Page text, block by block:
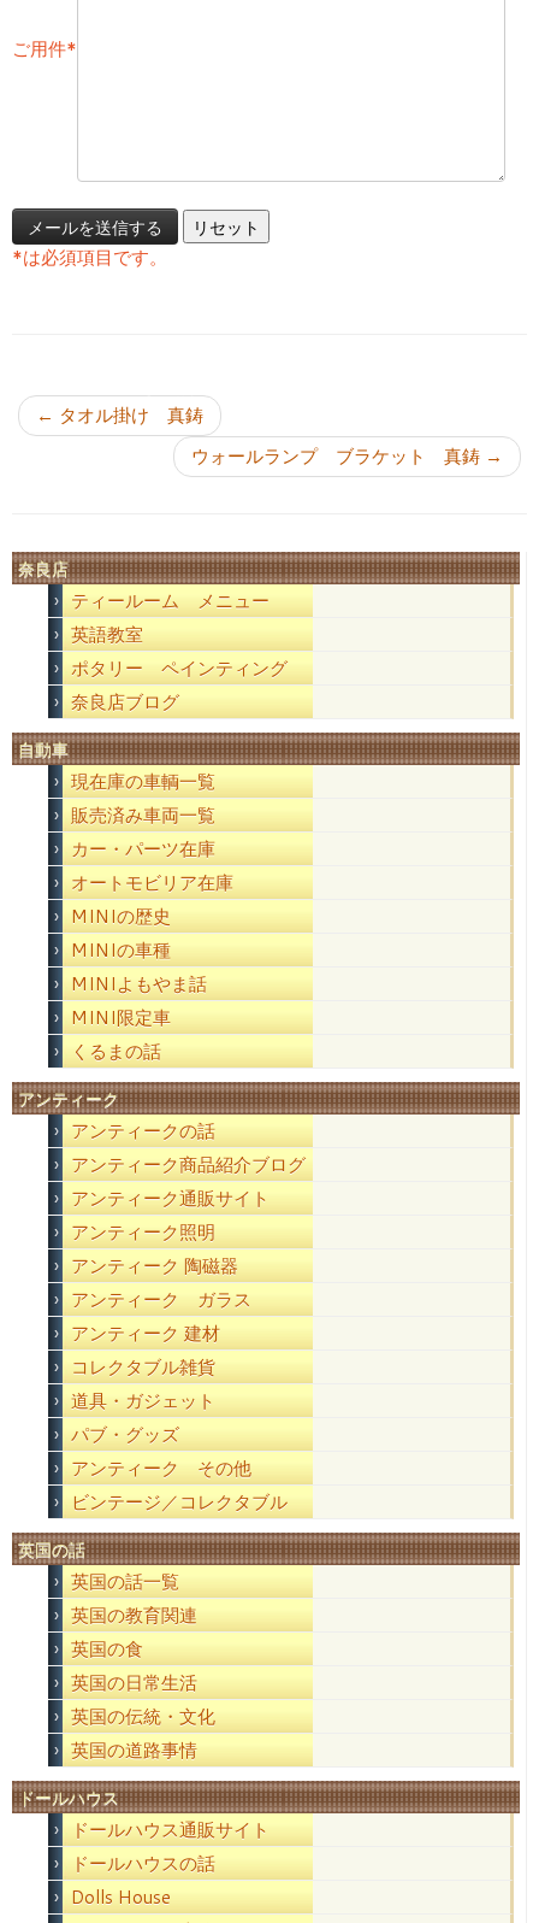
ご用件*
*は必須項目です。
← タオル掛け 真鋳
ウォールランプ ブラケット 真鋳 →
奈良店
ティールーム メニュー
英語教室
ポタリー ペインティング
奈良店ブログ
自動車
現在庫の車輌一覧
販売済み車両一覧
カー・パーツ在庫
オートモビリア在庫
MINIの歴史
MINIの車種
MINIよもやま話
MINI限定車
くるまの話
アンティーク
アンティークの話
アンティーク商品紹介ブログ
アンティーク通販サイト
アンティーク照明
アンティーク 陶磁器
アンティーク ガラス
アンティーク 建材
コレクタブル雑貨
道具・ガジェット
パブ・グッズ
アンティーク その他
ビンテージ／コレクタブル
英国の話
英国の話一覧
英国の教育関連
英国の食
英国の日常生活
英国の伝統・文化
英国の道路事情
ドールハウス
ドールハウス通販サイト
ドールハウスの話
Dolls House